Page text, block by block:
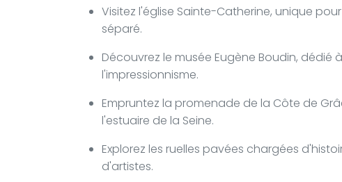
Visitez l'église Sainte-Catherine, unique
séparé.
Découvrez le musée Eugène Boudin,
l'impressionnisme.
Empruntez la promenade de la Côte de
l'estuaire de la Seine.
Explorez les ruelles pavées chargées
d'artistes.